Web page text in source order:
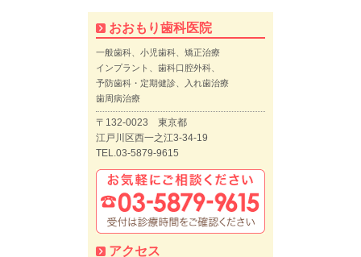
おおもり歯科医院
一般歯科、小児歯科、矯正治療
インプラント、歯科口腔外科、
予防歯科・定期健診、入れ歯治療
歯周病治療
〒132-0023 東京都
江戸川区西一之江3-34-19
TEL.03-5879-9615
アクセス